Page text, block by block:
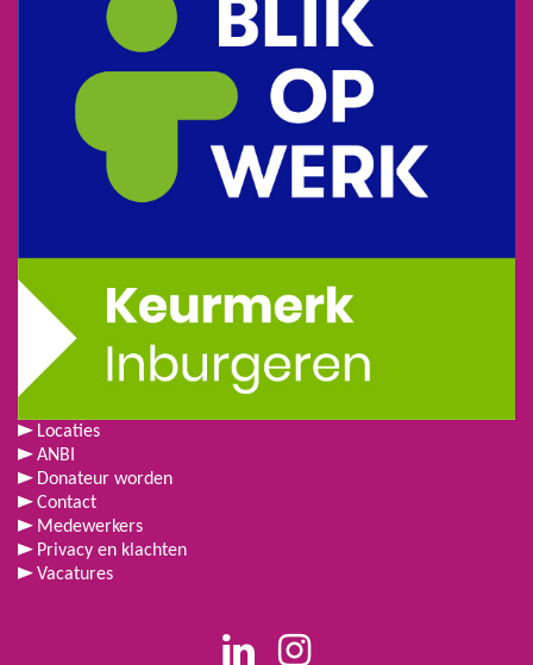
Locaties
ANBI
Donateur worden
Contact
Medewerkers
Privacy en klachten
Vacatures